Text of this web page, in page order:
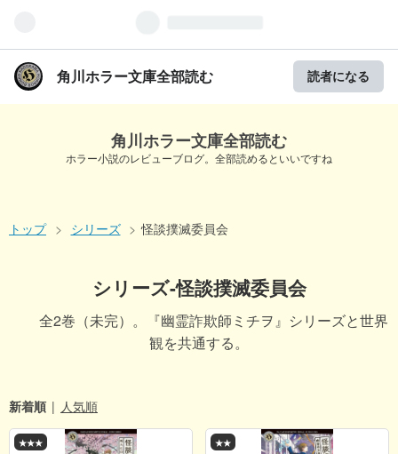
角川ホラー文庫全部読む 読者になる
角川ホラー文庫全部読む
ホラー小説のレビューブログ。全部読めるといいですね
トップ > シリーズ > 怪談撲滅委員会
シリーズ-怪談撲滅委員会
全2巻（未完）。『幽霊詐欺師ミチヲ』シリーズと世界
観を共通する。
新着順 人気順
★★★ ★★